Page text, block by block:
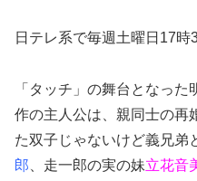
日テレ系で毎週土曜日17時
「タッチ」の舞台となっ
作の主人公は、親同士の再
た双子じゃないけど義兄弟
郎 、走一郎の実の妹立花音